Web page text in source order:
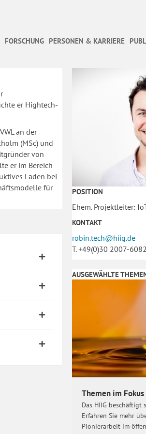
FORSCHUNG PERSONEN & KARRIERE
er Hightech-
an der
(MSc) und
von
er im Bereich
Laden bei
für
POSITION
Ehem. Projektleiter:
KONTAKT
robin.tech@hiig.de
T. +49(0)30 2007-6082
AUSGEWÄHLTE
Themen im Fokus
Das HIIG beschäftigt
Erfahren Sie mehr
Pionierarbeit im